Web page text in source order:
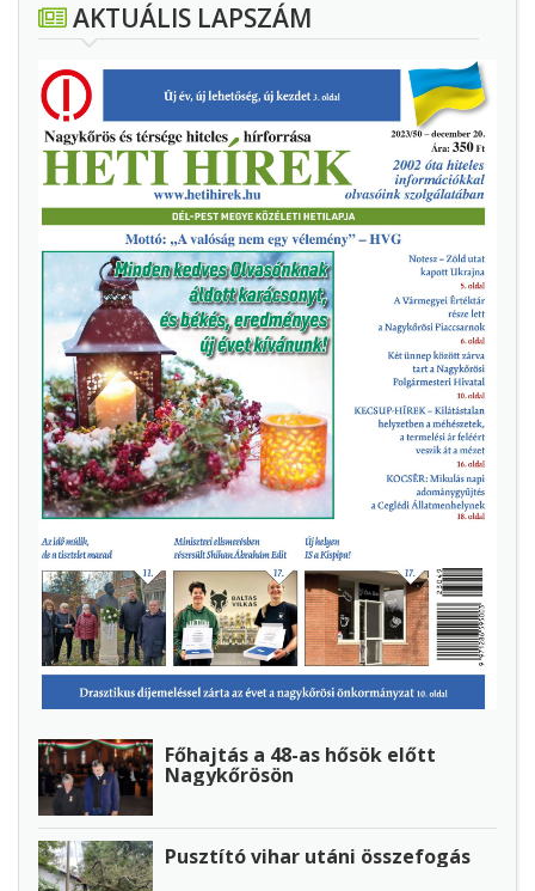
AKTUÁLIS LAPSZÁM
Főhajtás a 48-as hősök előtt
Nagykőrösön
Pusztító vihar utáni összefogás